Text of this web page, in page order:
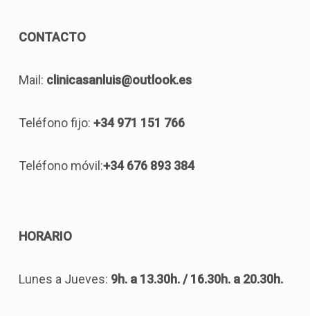
CONTACTO
Mail: clinicasanluis@outlook.es
Teléfono fijo: +34 971 151 766
Teléfono móvil:+34 676 893 384
HORARIO
Lunes a Jueves: 9h. a 13.30h. / 16.30h. a 20.30h.